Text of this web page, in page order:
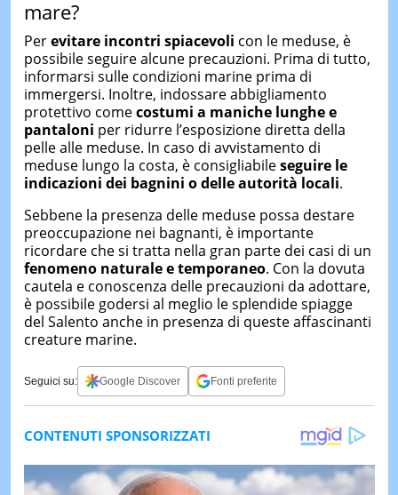
mare?
Perevitare incontri spiacevoli con le meduse, è
possibile seguire alcune precauzioni. Prima di tutto,
informarsi sulle condizioni marine prima di
immergersi. Inoltre, indossare abbigliamento
protettivo comecostumi a maniche lunghe e
pantaloni per ridurre l’esposizione diretta della
pelle alle meduse. In caso di avvistamento di
meduse lungo la costa, è consigliabileseguire le
indicazioni dei bagnini o delle autorità locali.
Sebbene la presenza delle meduse possa destare
preoccupazione nei bagnanti, è importante
ricordare che si tratta nella gran parte dei casi di un
fenomeno naturale e temporaneo. Con la dovuta
cautela e conoscenza delle precauzioni da adottare,
è possibile godersi al meglio le splendide spiagge
del Salento anche in presenza di queste affascinanti
creature marine.
Seguici su: Google Discover Fonti preferite